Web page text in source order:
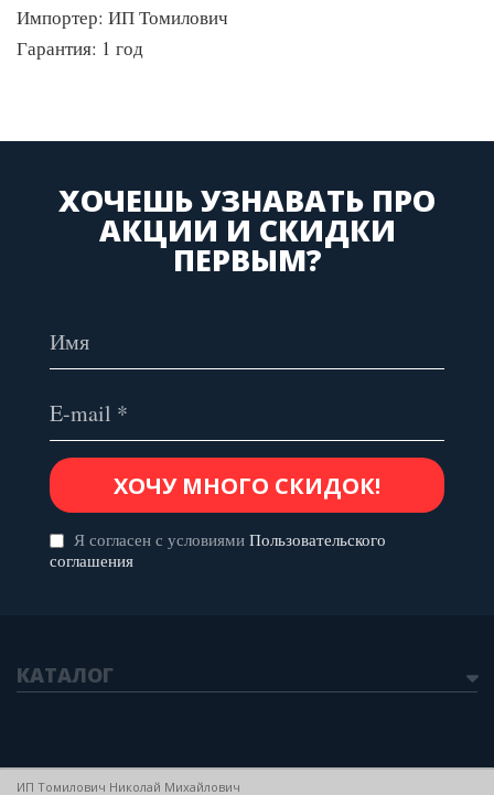
Импортер: ИП Томилович
Гарантия: 1 год
ХОЧЕШЬ УЗНАВАТЬ ПРО
АКЦИИ И СКИДКИ
ПЕРВЫМ?
Я согласен с условиями Пользовательского
соглашения
КАТАЛОГ
ИП Томилович Николай Михайлович